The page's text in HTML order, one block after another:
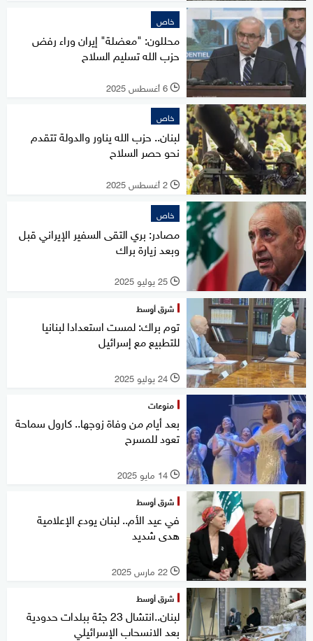
خاص
محللون: "معضلة" إيران وراء رفض
حزب الله تسليم السلاح
l 6 أغسطس 2025
خاص
لبنان.. حزب الله يناور والدولة تتقدم
نحو حصر السلاح
l 2 أغسطس 2025
خاص
مصادر: بري التقى السفير الإيراني قبل
وبعد زيارة براك
l 25 يوليو 2025
شرق أوسط
توم براك: لمست استعدادا لبنانيا
للتطبيع مع إسرائيل
l 24 يوليو 2025
منوعات
بعد أيام من وفاة زوجها.. كارول سماحة
تعود للمسرح
l 14 مايو 2025
شرق أوسط
في عيد الأم.. لبنان يودع الإعلامية
هدى شديد
l 22 مارس 2025
شرق أوسط
لبنان..انتشال 23 جثة ببلدات حدودية
بعد الانسحاب الإسرائيلي